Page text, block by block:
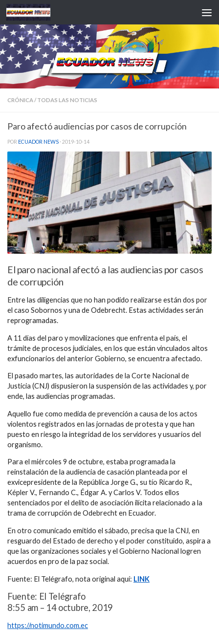
Saltar al contenido
CRÓNICA/ TODAS LAS NOTICIAS
Paro afectó audiencias por casos de corrupción
POR ECUADOR NEWS · 2019-10-14
El paro nacional afectó a las audiencias por casos
de corrupción
Entre las diligencias que no han podido realizarse están dos por
el caso Sobornos y una de Odebrecht. Estas actividades serán
reprogramadas.
A 11 días del paro y movilizaciones que enfrenta el país, el
trámite de procesos judiciales, en los que están vinculados altos
exfuncionarios del anterior Gobierno, se encuentra afectado.
El pasado martes, las autoridades de la Corte Nacional de
Justicia (CNJ) dispusieron la suspensión de las actividades y, por
ende, las audiencias programadas.
Aquello fue como medida de prevención a causa de los actos
violentos registrados en las jornadas de protesta y que han
puesto en riesgo la integridad de los servidores y usuarios del
organismo.
Para el miércoles 9 de octubre, estaba programada la
reinstalación de la audiencia de casación planteada por el
exvicepresidente de la República Jorge G., su tío Ricardo R.,
Képler V., Fernando C., Édgar A. y Carlos V. Todos ellos
sentenciados por el delito de asociación ilícita relacionado a la
trama de corrupción de Odebrecht en Ecuador.
En otro comunicado emitido el sábado, precisa que la CNJ, en
resguardo del Estado de derecho y el poder constituido, aspira a
que las organizaciones sociales y el Gobierno Nacional logren
acuerdos en pro de la paz social.
Fuente: El Telégrafo, nota original aquí: LINK
Fuente: El Telégrafo
8:55 am – 14 octubre, 2019
https://notimundo.com.ec